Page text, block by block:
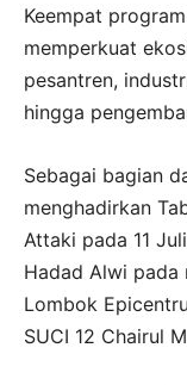
Keempat
memperkuat
pesantren,
hingga
Sebagai bagian
menghadirkan
Attaki pada 11
Hadad Alwi pada
Lombok
SUCI 12 Chairul